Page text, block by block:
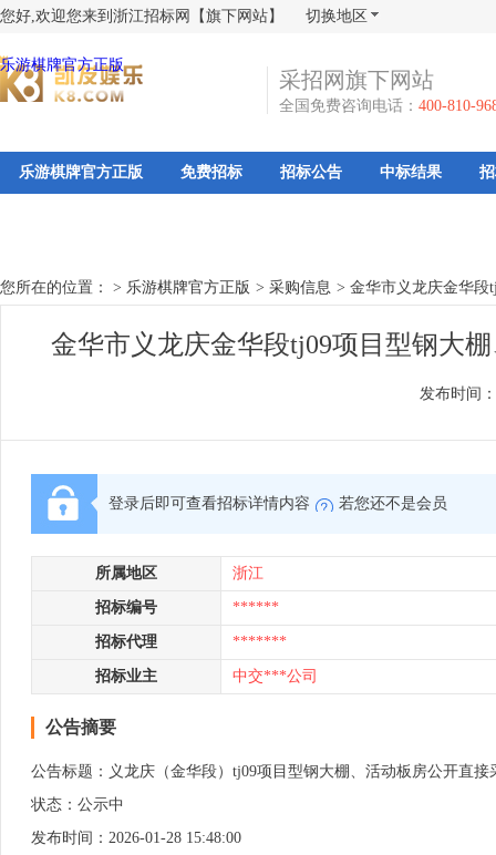
您好,欢迎您来到浙江招标网【旗下网站】 切换地区
乐游棋牌官方正版
采招网旗下网站
全国免费咨询电话： 400-810-
乐游棋牌官方正版 免费招标 招标公告 中标结果
您所在的位置： > 乐游棋牌官方正版 > 采购信息 > 金华市义龙庆金华段
金华市义龙庆金华段tj09项目型钢大
发布时间：
登录后即可查看招标详情内容 若您还不是会员
所属地区 浙江
招标编号 ******
招标代理 *******
招标业主 中交***公司
公告摘要
公告标题：义龙庆（金华段）tj09项目型钢大棚、活动板房公开直接
状态：公示中
发布时间：2026-01-28 15:48:00